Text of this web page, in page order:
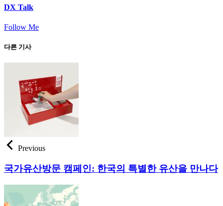
DX Talk
Follow Me
다른 기사
Previous
국가유산방문 캠페인: 한국의 특별한 유산을 만나다